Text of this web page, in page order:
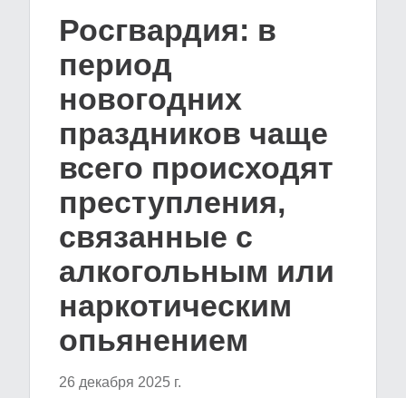
Росгвардия: в
период
новогодних
праздников чаще
всего происходят
преступления,
связанные с
алкогольным или
наркотическим
опьянением
26 декабря 2025 г.